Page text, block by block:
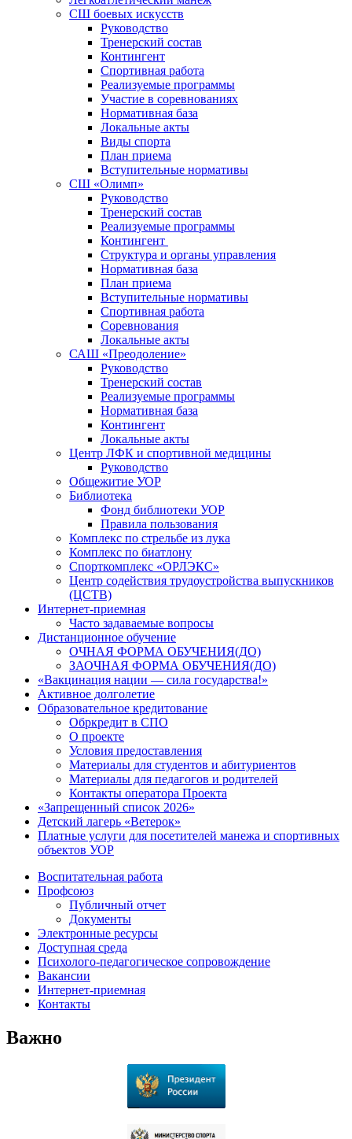
СШ боевых искусств
Руководство
Тренерский состав
Контингент
Спортивная работа
Реализуемые программы
Участие в соревнованиях
Нормативная база
Локальные акты
Виды спорта
План приема
Вступительные нормативы
СШ «Олимп»
Руководство
Тренерский состав
Реализуемые программы
Контингент
Структура и органы управления
Нормативная база
План приема
Вступительные нормативы
Спортивная работа
Соревнования
Локальные акты
САШ «Преодоление»
Руководство
Тренерский состав
Реализуемые программы
Нормативная база
Контингент
Локальные акты
Центр ЛФК и спортивной медицины
Руководство
Общежитие УОР
Библиотека
Фонд библиотеки УОР
Правила пользования
Комплекс по стрельбе из лука
Комплекс по биатлону
Спорткомплекс «ОРЛЭКС»
Центр содействия трудоустройства выпускников
(ЦСТВ)
Интернет-приемная
Часто задаваемые вопросы
Дистанционное обучение
ОЧНАЯ ФОРМА ОБУЧЕНИЯ(ДО)
ЗАОЧНАЯ ФОРМА ОБУЧЕНИЯ(ДО)
«Вакцинация нации — сила государства!»
Активное долголетие
Образовательное кредитование
Обркредит в СПО
О проекте
Условия предоставления
Материалы для студентов и абитуриентов
Материалы для педагогов и родителей
Контакты оператора Проекта
«Запрещенный список 2026»
Детский лагерь «Ветерок»
Платные услуги для посетителей манежа и спортивных
объектов УОР
Воспитательная работа
Профсоюз
Публичный отчет
Документы
Электронные ресурсы
Доступная среда
Психолого-педагогическое сопровождение
Вакансии
Интернет-приемная
Контакты
Важно